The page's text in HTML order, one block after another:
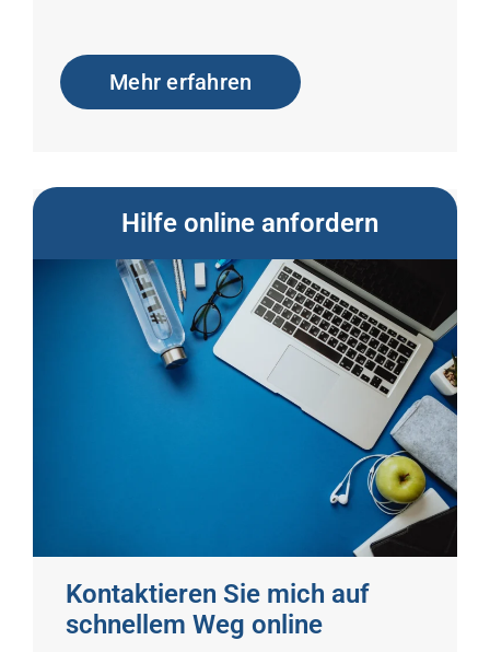
Mehr erfahren
Hilfe online anfordern
Kontaktieren Sie mich auf
schnellem Weg online